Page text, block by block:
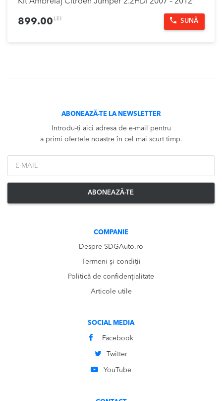
899.00 LEI SUNĂ
ABONEAZĂ-TE LA NEWSLETTER
Introdu-ți aici adresa de e-mail pentru
a primi ofertele noastre în cel mai scurt timp.
ABONEAZĂ-TE
COMPANIE
Despre SDGAuto.ro
Termeni și condiții
Politică de confidențialitate
Articole utile
SOCIAL MEDIA
Facebook
Twitter
YouTube